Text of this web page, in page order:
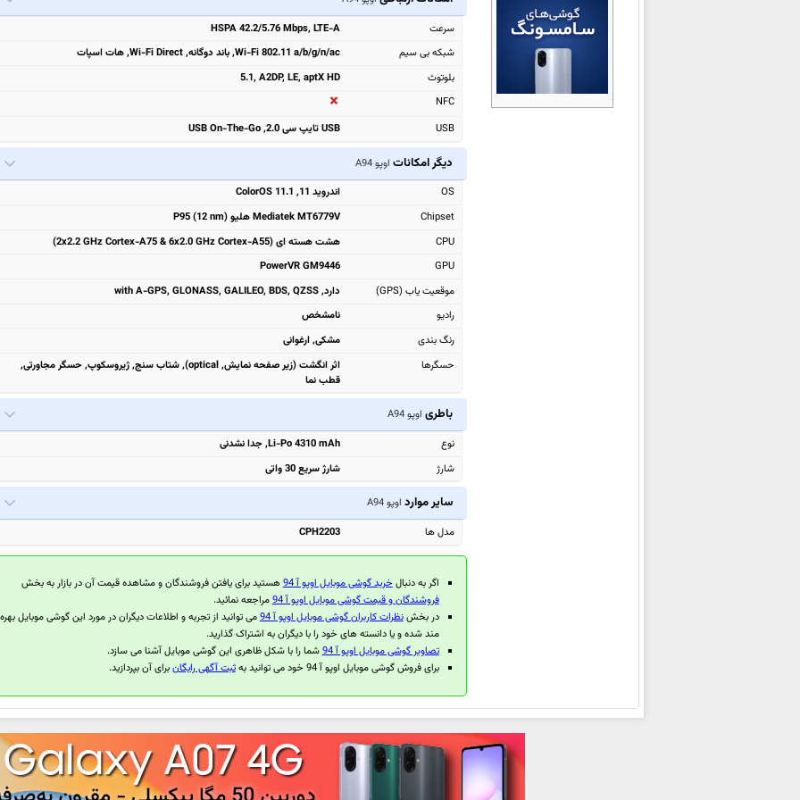
اوپو F29
سرعت
HSPA 42.2/5.76 Mbps, LTE-A
شبکه بی سیم
Wi-Fi 802.11 a/b/g/n/ac, باند دوگانه, Wi-Fi Direct, هات اسپات
بلوتوث
5.1, A2DP, LE, aptX HD
NFC
USB
USB تایپ سی 2.0, USB On-The-Go
دیگر امکانات اوپو A94
OS
اندروید 11, ColorOS 11.1
Chipset
Mediatek MT6779V هلیو P95 (12 nm)
CPU
هشت هسته ای (2x2.2 GHz Cortex-A75 & 6x2.0 GHz Cortex-A55)
GPU
PowerVR GM9446
موقعیت یاب (GPS)
دارد, with A-GPS, GLONASS, GALILEO, BDS, QZSS
رادیو
نامشخص
رنگ بندی
مشکی, ارغوانی
حسگرها
اثر انگشت (زیر صفحه نمایش, optical), شتاب سنج, ژیروسکوپ, حسگر مجاورتی,
قطب نما
باطری اوپو A94
نوع
Li-Po 4310 mAh, جدا نشدنی
شارژ
شارژ سریع 30 واتی
سایر موارد اوپو A94
مدل ها
CPH2203
اگر به دنبالخرید گوشی موبایل اوپو آ 94
هستید برای یافتن فروشندگان و مشاهده قیمت آن در بازار به بخش
فروشندگان و قیمت گوشی موبایل اوپو آ 94
مراجعه نمائید.
در بخشنظرات کاربران گوشی موبایل اوپو آ 94
می توانید از تجربه و اطلاعات دیگران در مورد این گوشی موبایل بهره
مند شده و یا دانسته های خود را با دیگران به اشتراک گذارید.
تصاویر گوشی موبایل اوپو آ 94
شما را با شکل ظاهری این گوشی موبایل آشنا می سازد.
برای فروش گوشی موبایل اوپو آ 94 خود می توانید به
ثبت آگهی رایگانبرای آن بپردازید.